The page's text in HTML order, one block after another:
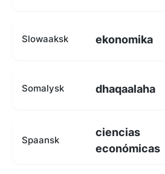
Slowaaksk ekonomika
Somalysk dhaqaalaha
Spaansk
ciencias
económicas